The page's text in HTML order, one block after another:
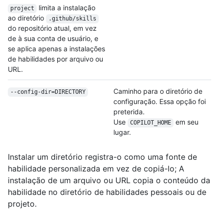
project
limita a instalação
ao diretório
.github/skills
do repositório atual, em vez
de à sua conta de usuário, e
se aplica apenas a instalações
de habilidades por arquivo ou
URL.
--config-dir=DIRECTORY
Caminho para o diretório de
configuração. Essa opção foi
preterida.
Use
COPILOT_HOME
em seu
lugar.
Instalar um diretório registra-o como uma fonte de
habilidade personalizada em vez de copiá-lo; A
instalação de um arquivo ou URL copia o conteúdo da
habilidade no diretório de habilidades pessoais ou de
projeto.